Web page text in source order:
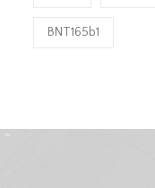
BNT165b1